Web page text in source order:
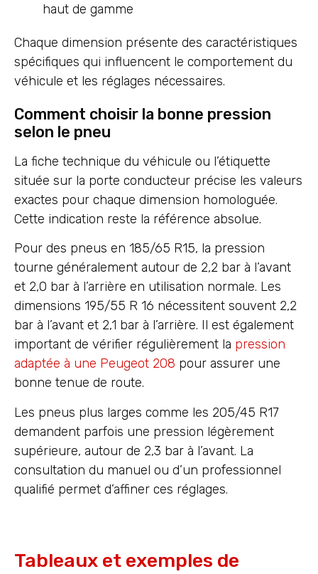
haut de gamme
Chaque dimension présente des caractéristiques
spécifiques qui influencent le comportement du
véhicule et les réglages nécessaires.
Comment choisir la bonne pression
selon le pneu
La fiche technique du véhicule ou l’étiquette
située sur la porte conducteur précise les valeurs
exactes pour chaque dimension homologuée.
Cette indication reste la référence absolue.
Pour des pneus en 185/65 R15, la pression
tourne généralement autour de 2,2 bar à l’avant
et 2,0 bar à l’arrière en utilisation normale. Les
dimensions 195/55 R 16 nécessitent souvent 2,2
bar à l’avant et 2,1 bar à l’arrière. Il est également
important de vérifier régulièrement la pression
adaptée à une Peugeot 208 pour assurer une
bonne tenue de route.
Les pneus plus larges comme les 205/45 R17
demandent parfois une pression légèrement
supérieure, autour de 2,3 bar à l’avant. La
consultation du manuel ou d’un professionnel
qualifié permet d’affiner ces réglages.
Tableaux et exemples de